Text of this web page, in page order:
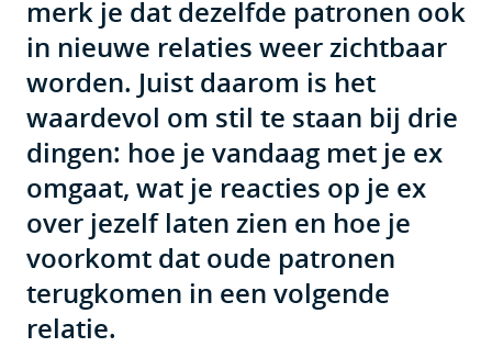
merk je dat dezelfde patronen ook
in nieuwe relaties weer zichtbaar
worden. Juist daarom is het
waardevol om stil te staan bij drie
dingen: hoe je vandaag met je ex
omgaat, wat je reacties op je ex
over jezelf laten zien en hoe je
voorkomt dat oude patronen
terugkomen in een volgende
relatie.